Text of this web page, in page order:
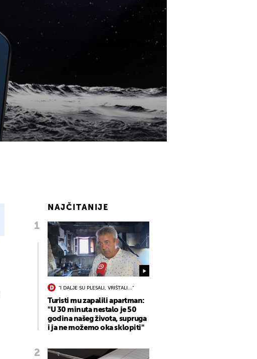
NAJČITANIJE
"I DALJE SU PLESALI, VRIŠTALI..."
Turisti mu zapalili apartman:
"U 30 minuta nestalo je 50
godina našeg života, supruga
i ja ne možemo oka sklopiti"